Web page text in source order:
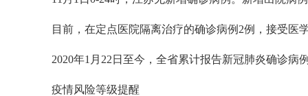
目前，在定点医院隔离治疗的确诊病例2例，接受医
2020年1月22日至今，全省累计报告新冠肺炎确诊病
疫情风险等级提醒